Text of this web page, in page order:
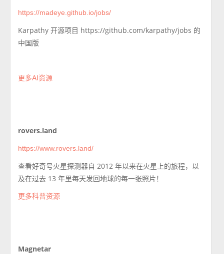
https://madeye.github.io/jobs/
Karpathy 开源项目 https://github.com/karpathy/jobs 的
中国版
更多AI资源
rovers.land
https://www.rovers.land/
查看好奇号火星探测器自 2012 年以来在火星上的旅程，以
及在过去 13 年里每天发回地球的每一张照片！
更多科普资源
Magnetar